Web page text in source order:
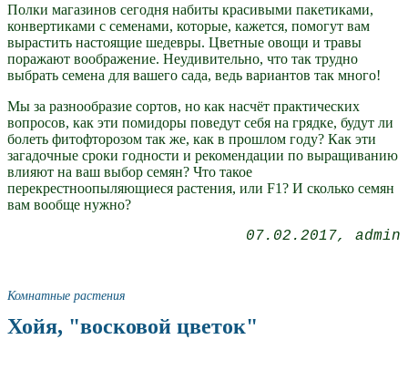
Полки магазинов сегодня набиты красивыми пакетиками,
конвертиками с семенами, которые, кажется, помогут вам
вырастить настоящие шедевры. Цветные овощи и травы
поражают воображение. Неудивительно, что так трудно
выбрать семена для вашего сада, ведь вариантов так много!
Мы за разнообразие сортов, но как насчёт практических
вопросов, как эти помидоры поведут себя на грядке, будут ли
болеть фитофторозом так же, как в прошлом году? Как эти
загадочные сроки годности и рекомендации по выращиванию
влияют на ваш выбор семян? Что такое
перекрестноопыляющиеся растения, или F1? И сколько семян
вам вообще нужно?
07.02.2017 admin
Комнатные растения
Хойя, "восковой цветок"